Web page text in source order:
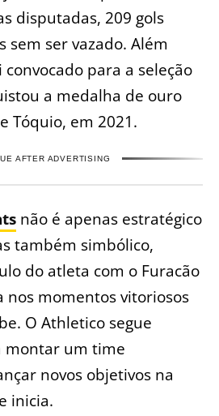
disputadas, 209 gols
sem ser vazado. Além
para a seleção
a medalha de ouro
Tóquio, em 2021.
AFTER ADVERTISING
não é apenas estratégico
também simbólico,
do atleta com o Furacão
nos momentos vitoriosos
O Athletico segue
um time
novos objetivos na
inicia.